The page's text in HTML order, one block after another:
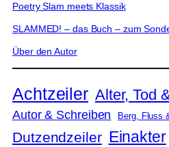
Poetry Slam meets Klassik
SLAMMED! – das Buch – zum
Über den Autor
Achtzeiler Alter, Tod
Autor & Schreiben Berg, Fluss
Dutzendzeiler Einakter